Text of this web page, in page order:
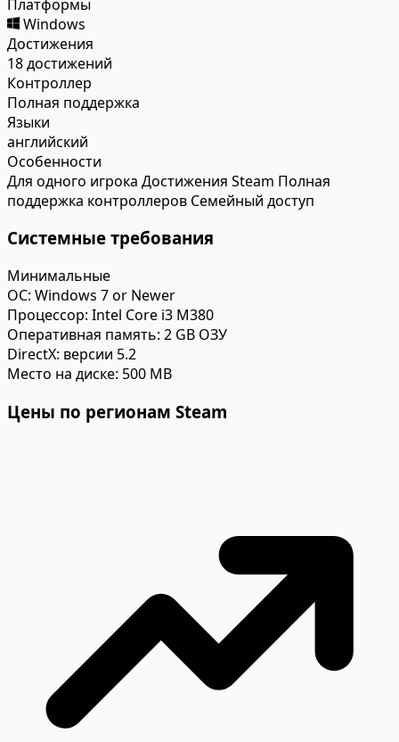
Платформы
Windows
Достижения
18 достижений
Контроллер
Полная поддержка
Языки
английский
Особенности
Для одного игрока Достижения Steam Полная
поддержка контроллеров Семейный доступ
Системные требования
Минимальные
ОС: Windows 7 or Newer
Процессор: Intel Core i3 M380
Оперативная память: 2 GB ОЗУ
DirectX: версии 5.2
Место на диске: 500 MB
Цены по регионам Steam